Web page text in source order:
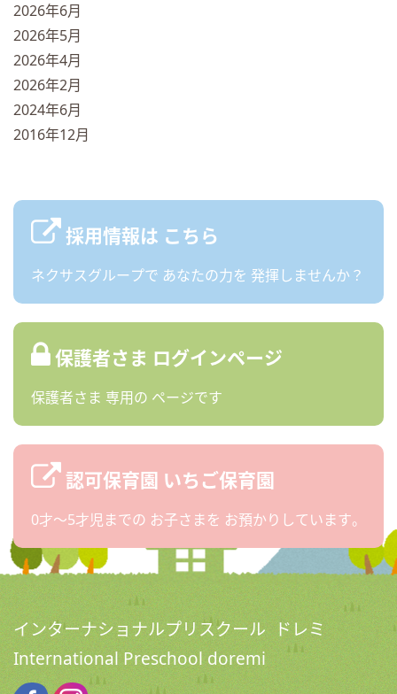
2026年6月
2026年5月
2026年4月
2026年2月
2024年6月
2016年12月
採用情報は こちら
ネクサスグループで あなたの力を 発揮しませんか？
保護者さま ログインページ
保護者さま 専用の ページです
認可保育園 いちご保育園
0才〜5才児までの お子さまを お預かりしています。
インターナショナルプリスクール ドレミ
International Preschool doremi